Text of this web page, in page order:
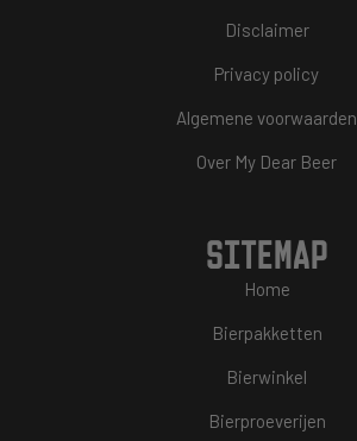
Disclaimer
Privacy policy
Algemene voorwaarden
Over My Dear Beer
SITEMAP
Home
Bierpakketten
Bierwinkel
Bierproeverijen